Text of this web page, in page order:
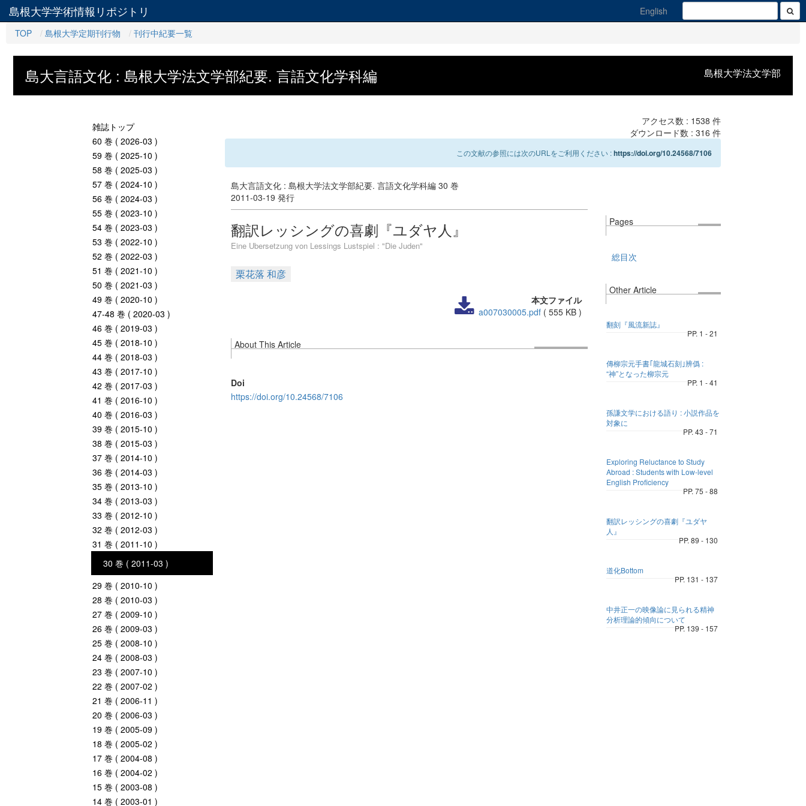
島根大学学術情報リポジトリ
English
TOP
島根大学定期刊行物 刊行中紀要一覧
島根大学法文学部
島大言語文化 : 島根大学法文学部紀要. 言語文化学科編
雑誌トップ
60 巻 ( 2026-03 )
59 巻 ( 2025-10 )
58 巻 ( 2025-03 )
57 巻 ( 2024-10 )
56 巻 ( 2024-03 )
55 巻 ( 2023-10 )
54 巻 ( 2023-03 )
53 巻 ( 2022-10 )
52 巻 ( 2022-03 )
51 巻 ( 2021-10 )
50 巻 ( 2021-03 )
49 巻 ( 2020-10 )
47-48 巻 ( 2020-03 )
46 巻 ( 2019-03 )
45 巻 ( 2018-10 )
44 巻 ( 2018-03 )
43 巻 ( 2017-10 )
42 巻 ( 2017-03 )
41 巻 ( 2016-10 )
40 巻 ( 2016-03 )
39 巻 ( 2015-10 )
38 巻 ( 2015-03 )
37 巻 ( 2014-10 )
36 巻 ( 2014-03 )
35 巻 ( 2013-10 )
34 巻 ( 2013-03 )
33 巻 ( 2012-10 )
32 巻 ( 2012-03 )
31 巻 ( 2011-10 )
30 巻 ( 2011-03 )
29 巻 ( 2010-10 )
28 巻 ( 2010-03 )
27 巻 ( 2009-10 )
26 巻 ( 2009-03 )
25 巻 ( 2008-10 )
24 巻 ( 2008-03 )
23 巻 ( 2007-10 )
22 巻 ( 2007-02 )
21 巻 ( 2006-11 )
20 巻 ( 2006-03 )
19 巻 ( 2005-09 )
18 巻 ( 2005-02 )
17 巻 ( 2004-08 )
16 巻 ( 2004-02 )
15 巻 ( 2003-08 )
14 巻 ( 2003-01 )
アクセス数 : 1538 件
ダウンロード数 : 316 件
この文献の参照には次のURLをご利用ください :https://doi.org/10.24568/7106
島大言語文化 : 島根大学法文学部紀要. 言語文化学科編 30 巻
2011-03-19 発行
翻訳レッシングの喜劇『ユダヤ人』
Eine Ubersetzung von Lessings Lustspiel : "Die Juden"
栗花落 和彦
本文ファイル
a007030005.pdf (555 KB )
About This Article
Doi
https://doi.org/10.24568/7106
Pages
総目次
Other Article
翻刻『風流新誌』
PP. 1 - 21
傳柳宗元手書｢龍城石刻｣辨僞 :
“神”となった柳宗元
PP. 1 - 41
孫謙文学における語り : 小説作品を
対象に
PP. 43 - 71
Exploring Reluctance to Study
Abroad : Students with Low-level
English Proficiency
PP. 75 - 88
翻訳レッシングの喜劇『ユダヤ
人』
PP. 89 - 130
道化Bottom
PP. 131 - 137
中井正一の映像論に見られる精神
分析理論的傾向について
PP. 139 - 157